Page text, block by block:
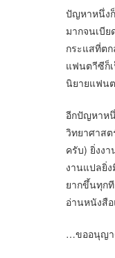
ปัญหาหนึ่ง
มากจนเบี
กระแสที่ต
แฟนตาีซีก็
นิยายแฟน
อีกปัญหาห
วิทยาศาส
ครับ) ยิ่งง
งานแปลยิ่
ยากขึ้นทุก
อ่านหนังสื
…ขออนุญา